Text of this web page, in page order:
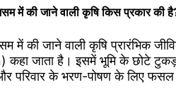
असम में की जाने वाली कृषि किस प्रकार की
में की जाने वाली कृषि प्रारंभिक
जाता है। इसमें भूमि के छोटे
परिवार के भरण-पोषण के लिए फसल